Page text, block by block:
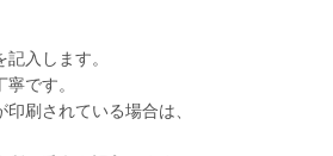
入します。
です。
されている場合は、